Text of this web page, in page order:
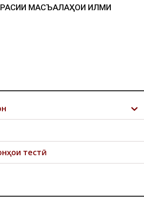
МАСЪАЛАҲОИ ИЛМИ
тестӣ